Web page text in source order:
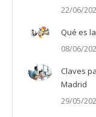
22/06/
Qué es
08/06/
Claves
Madrid
29/05/